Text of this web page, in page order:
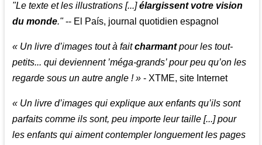
"Le texte et les illustrations [...]élargissent votre vision
du monde."-- El País, journal quotidien espagnol
« Un livre d’images tout à faitcharmantpour les tout-
petits... qui deviennent ’méga-grands’ pour peu qu’on les
regarde sous un autre angle ! » - XTME, site Internet
« Un livre d’images qui explique aux enfants qu’ils sont
parfaits comme ils sont, peu importe leur taille [...] pour
les enfants qui aiment contempler longuement les pages